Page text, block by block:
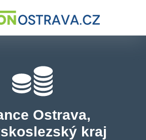
Ostrava,
kraj